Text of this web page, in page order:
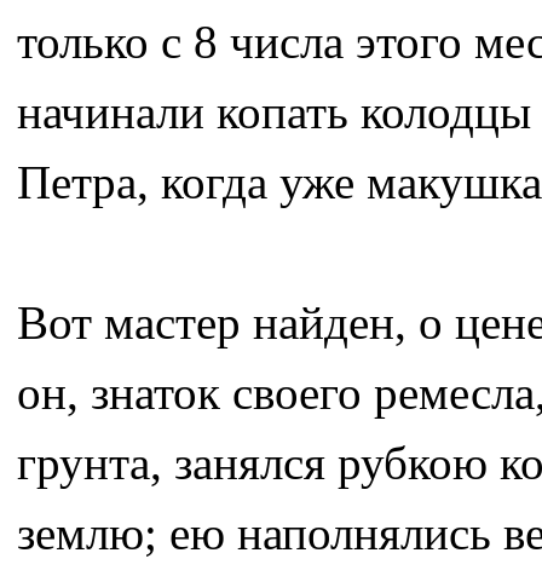
только с 8 числа этого
начинали копать
Петра, когда уже
Вот мастер найден, о
он, знаток своего
грунта, занялся рубкою
землю; ею наполнялись